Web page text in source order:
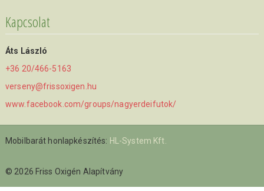
Kapcsolat
Áts László
+36 20/466-5163
verseny@frissoxigen.hu
www.facebook.com/groups/nagyerdeifutok/
Mobilbarát honlapkészítés: HL-System Kft.
© 2026 Friss Oxigén Alapítvány